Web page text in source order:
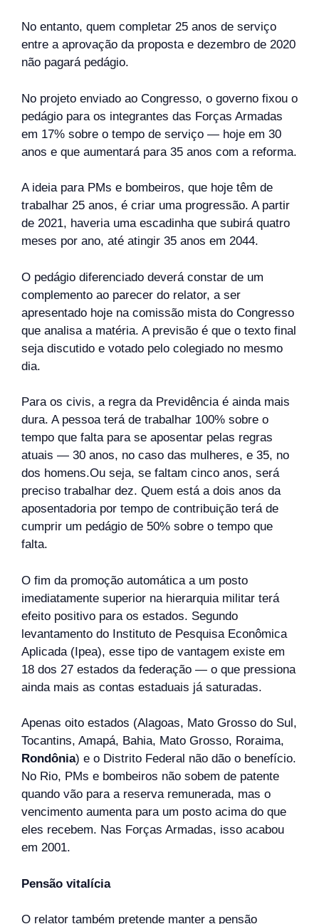
No entanto, quem completar 25 anos de serviço
entre a aprovação da proposta e dezembro de 2020
não pagará pedágio.
No projeto enviado ao Congresso, o governo fixou o
pedágio para os integrantes das Forças Armadas
em 17% sobre o tempo de serviço — hoje em 30
anos e que aumentará para 35 anos com a reforma.
A ideia para PMs e bombeiros, que hoje têm de
trabalhar 25 anos, é criar uma progressão. A partir
de 2021, haveria uma escadinha que subirá quatro
meses por ano, até atingir 35 anos em 2044.
O pedágio diferenciado deverá constar de um
complemento ao parecer do relator, a ser
apresentado hoje na comissão mista do Congresso
que analisa a matéria. A previsão é que o texto final
seja discutido e votado pelo colegiado no mesmo
dia.
Para os civis, a regra da Previdência é ainda mais
dura. A pessoa terá de trabalhar 100% sobre o
tempo que falta para se aposentar pelas regras
atuais — 30 anos, no caso das mulheres, e 35, no
dos homens.Ou seja, se faltam cinco anos, será
preciso trabalhar dez. Quem está a dois anos da
aposentadoria por tempo de contribuição terá de
cumprir um pedágio de 50% sobre o tempo que
falta.
O fim da promoção automática a um posto
imediatamente superior na hierarquia militar terá
efeito positivo para os estados. Segundo
levantamento do Instituto de Pesquisa Econômica
Aplicada (Ipea), esse tipo de vantagem existe em
18 dos 27 estados da federação — o que pressiona
ainda mais as contas estaduais já saturadas.
Apenas oito estados (Alagoas, Mato Grosso do Sul,
Tocantins, Amapá, Bahia, Mato Grosso, Roraima,
Rondônia) e o Distrito Federal não dão o benefício.
No Rio, PMs e bombeiros não sobem de patente
quando vão para a reserva remunerada, mas o
vencimento aumenta para um posto acima do que
eles recebem. Nas Forças Armadas, isso acabou
em 2001.
Pensão vitalícia
O relator também pretende manter a pensão